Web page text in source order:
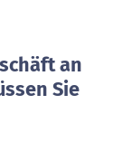
an
Sie